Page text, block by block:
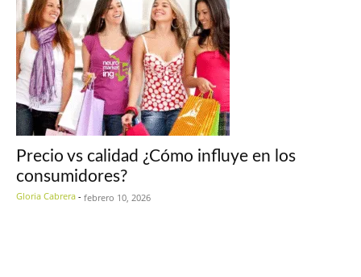
Precio vs calidad ¿Cómo influye en los
consumidores?
Gloria Cabrera - febrero 10, 2026